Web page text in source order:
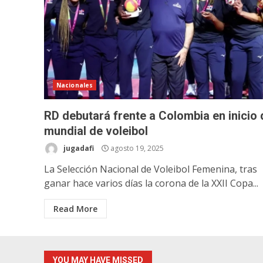
Nacionales
RD debutará frente a Colombia en inicio
mundial de voleibol
jugadafi agosto 19, 2025
La Selección Nacional de Voleibol Femenina, tras
ganar hace varios días la corona de la XXII Copa...
Read More
YOU MAY HAVE MISSED